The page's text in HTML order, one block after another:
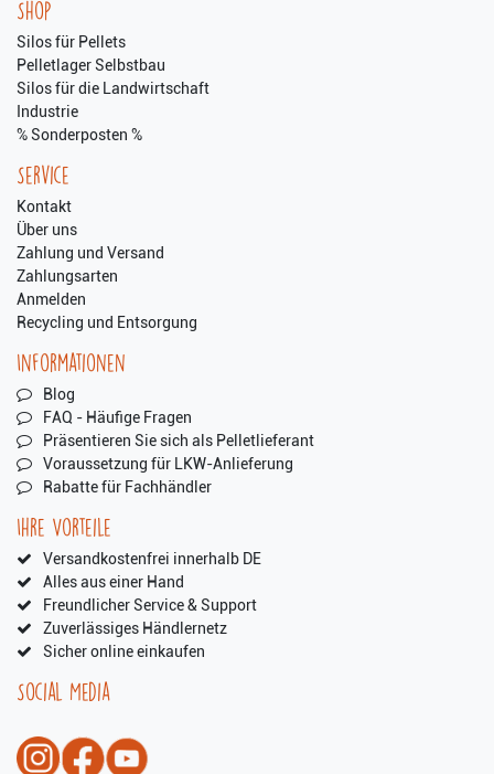
Shop
Silos für Pellets
Pelletlager Selbstbau
Silos für die Landwirtschaft
Industrie
% Sonderposten %
Service
Kontakt
Über uns
Zahlung und Versand
Zahlungsarten
Anmelden
Recycling und Entsorgung
Informationen
Blog
FAQ - Häufige Fragen
Präsentieren Sie sich als Pelletlieferant
Voraussetzung für LKW-Anlieferung
Rabatte für Fachhändler
Ihre Vorteile
Versandkostenfrei innerhalb DE
Alles aus einer Hand
Freundlicher Service & Support
Zuverlässiges Händlernetz
Sicher online einkaufen
Social Media